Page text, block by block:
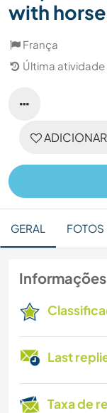
with
França
Última
GERAL FOTOS
Last
Taxa de